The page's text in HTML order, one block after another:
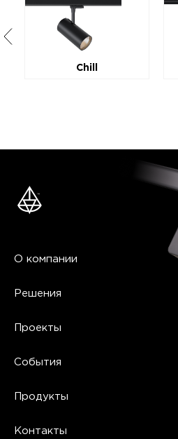
Chill
О компании
Решения
Проекты
События
Продукты
Контакты